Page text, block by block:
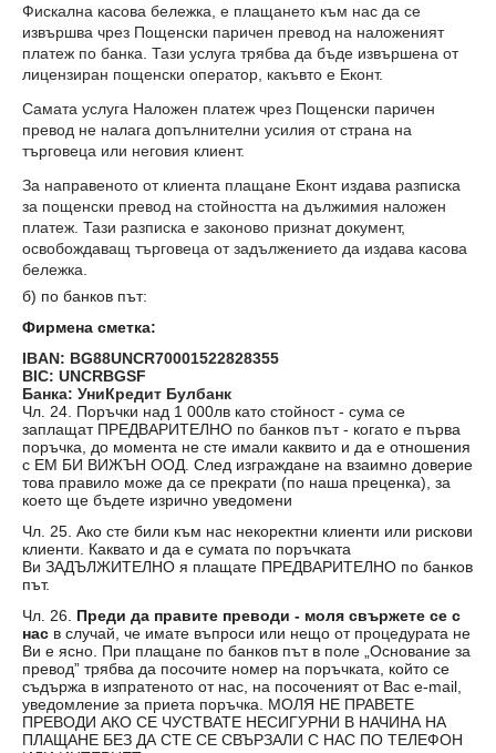
Фискална касова бележка, е плащането към нас да се
извършва чрез Пощенски паричен превод на наложеният
платеж по банка. Тази услуга трябва да бъде извършена от
лицензиран пощенски оператор, какъвто е Еконт.
Самата услуга Наложен платеж чрез Пощенски паричен
превод не налага допълнителни усилия от страна на
търговеца или неговия клиент.
За направеното от клиента плащане Еконт издава разписка
за пощенски превод на стойността на дължимия наложен
платеж. Тази разписка е законово признат документ,
освобождаващ търговеца от задължението да издава касова
бележка.
б) по банков път:
Фирмена сметка:
IBAN: BG88UNCR70001522828355
BIC: UNCRBGSF
Банка: УниКредит Булбанк
Чл. 24. Поръчки над 1 000лв като стойност - сума се
заплащат ПРЕДВАРИТЕЛНО по банков път - когато е първа
поръчка, до момента не сте имали каквито и да е отношения
с ЕМ БИ ВИЖЪН ООД. След изграждане на взаимно доверие
това правило може да се прекрати (по наша преценка), за
което ще бъдете изрично уведомени
Чл. 25. Ако сте били към нас некоректни клиенти или рискови
клиенти. Каквато и да е сумата по поръчката
Ви ЗАДЪЛЖИТЕЛНО я плащате ПРЕДВАРИТЕЛНО по банков
път.
Чл. 26. Преди да правите преводи - моля свържете се с
нас в случай, че имате въпроси или нещо от процедурата не
Ви е ясно. При плащане по банков път в поле „Основание за
превод” трябва да посочите номер на поръчката, който се
съдържа в изпратеното от нас, на посоченият от Вас e-mail,
уведомление за приета поръчка. МОЛЯ НЕ ПРАВЕТЕ
ПРЕВОДИ АКО СЕ ЧУСТВАТЕ НЕСИГУРНИ В НАЧИНА НА
ПЛАЩАНЕ БЕЗ ДА СТЕ СЕ СВЪРЗАЛИ С НАС ПО ТЕЛЕФОН